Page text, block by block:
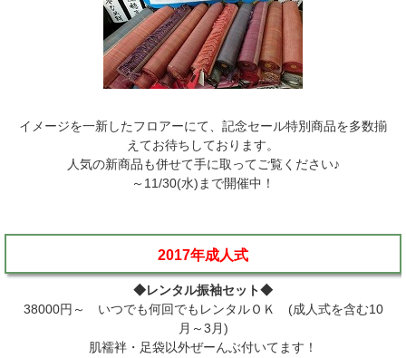
イメージを一新したフロアーにて、記念セール特別商品を多数揃
えてお待ちしております。
人気の新商品も併せて手に取ってご覧ください♪
～11/30(水)まで開催中！
2017年成人式
◆レンタル振袖セット◆
38000円～ いつでも何回でもレンタルＯＫ (成人式を含む10
月～3月)
肌襦袢・足袋以外ぜーんぶ付いてます！